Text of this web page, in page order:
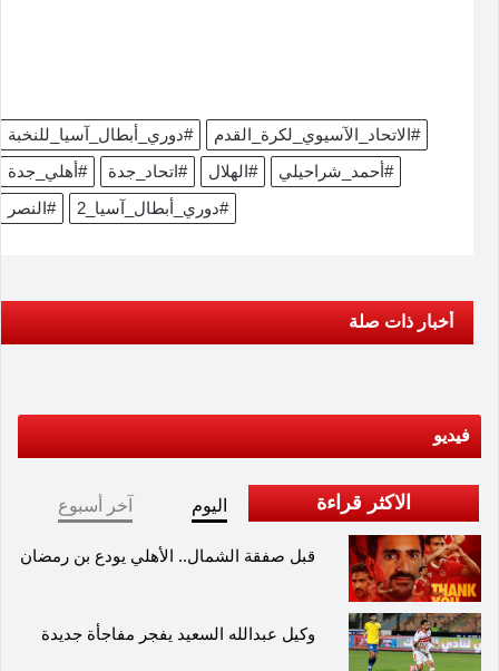
#دوري_أبطال_آسيا_للنخبة
#الاتحاد_الآسيوي_لكرة_القدم
#أهلي_جدة
#اتحاد_جدة #الهلال
#أحمد_شراحيلي
#النصر
#دوري_أبطال_آسيا_2
أخبار ذات صلة
فيديو
الاكثر قراءة اليوم آخر أسبوع
قبل صفقة الشمال.. الأهلي يودع بن رمضان
وكيل عبدالله السعيد يفجر مفاجأة جديدة